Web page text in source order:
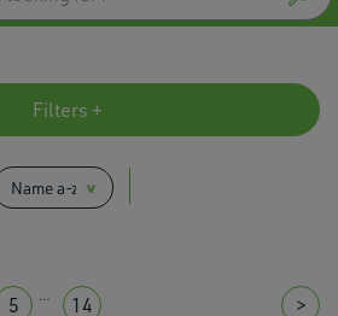
Filters +
5 … 14 >